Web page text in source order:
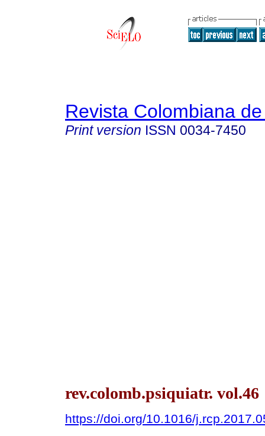
Revista Colombiana
Print version ISSN 0034-7450
rev.colomb.psiquiatr.
https://doi.org/10.1016/